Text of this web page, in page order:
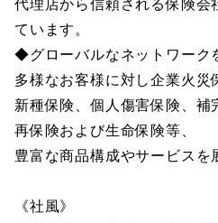
代理店から信頼される保険会
ています。
◆グローバルなネットワーク
多様なお客様に対し企業火災
新種保険、個人傷害保険、補
再保険および生命保険等、
豊富な商品構成やサービスを
《社風》